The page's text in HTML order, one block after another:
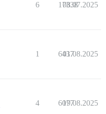
6 17338
08.07.2025
1 6437
01.08.2025
4 6077
19.08.2025